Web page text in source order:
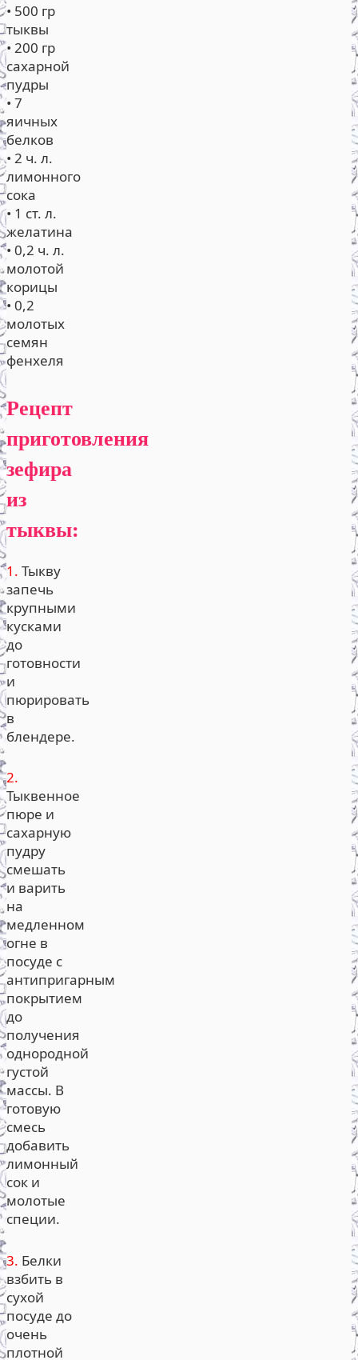
• 500 гр
тыквы
• 200 гр
сахарной
пудры
• 7
яичных
белков
• 2 ч. л.
лимонного
сока
• 1 ст. л.
желатина
• 0,2 ч. л.
молотой
корицы
• 0,2
молотых
семян
фенхеля
Рецепт
приготовления
зефира
из
тыквы:
1. Тыкву
запечь
крупными
кусками
до
готовности
и
пюрировать
в
блендере.
2.
Тыквенное
пюре и
сахарную
пудру
смешать
и варить
на
медленном
огне в
посуде с
антипригарным
покрытием
до
получения
однородной
густой
массы. В
готовую
смесь
добавить
лимонный
сок и
молотые
специи.
3. Белки
взбить в
сухой
посуде до
очень
плотной